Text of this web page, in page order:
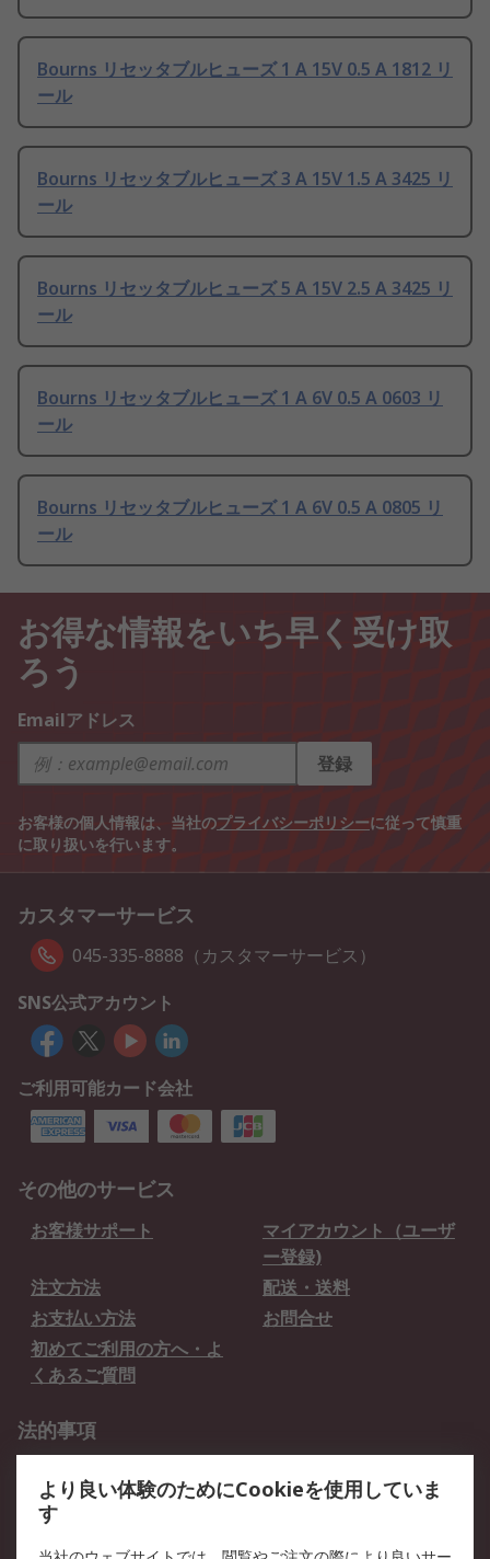
Bourns リセッタブルヒューズ 1 A 15V 0.5 A 1812 リ
ール
Bourns リセッタブルヒューズ 3 A 15V 1.5 A 3425 リ
ール
Bourns リセッタブルヒューズ 5 A 15V 2.5 A 3425 リ
ール
Bourns リセッタブルヒューズ 1 A 6V 0.5 A 0603 リ
ール
Bourns リセッタブルヒューズ 1 A 6V 0.5 A 0805 リ
ール
お得な情報をいち早く受け取
ろう
Emailアドレス
登録
お客様の個人情報は、当社のプライバシーポリシーに従って慎重
に取り扱いを行います。
カスタマーサービス
045-335-8888（カスタマーサービス）
SNS公式アカウント
ご利用可能カード会社
その他のサービス
お客様サポート
マイアカウント（ユーザ
ー登録)
注文方法
配送・送料
お支払い方法
お問合せ
初めてご利用の方へ・よ
くあるご質問
法的事項
クッキーポリシー
より良い体験のためにCookieを使用していま
す